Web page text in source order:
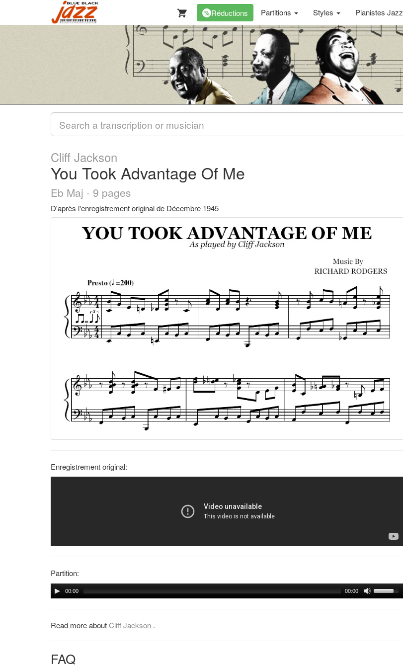
% Réductions Partitions Styles Pianistes Jazz
Cliff Jackson
You Took Advantage Of Me
Eb Maj - 9 pages
D'après l'enregistrement original de Décembre 1945
Enregistrement original:
Partition:
00:00 00:00
Read more aboutCliff Jackson .
FAQ